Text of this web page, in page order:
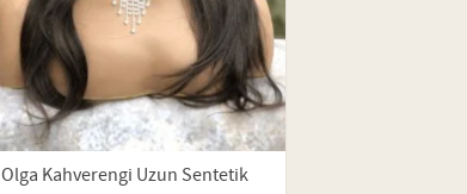
Olga Kahverengi Uzun Sentetik